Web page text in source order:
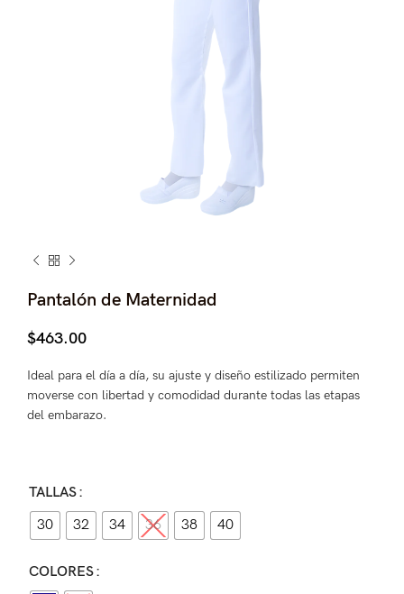
Pantalón de Maternidad
$463.00
Ideal para el día a día, su ajuste y diseño estilizado permiten
moverse con libertad y comodidad durante todas las etapas
del embarazo.
TALLAS
30
32 34 36 38 40
COLORES